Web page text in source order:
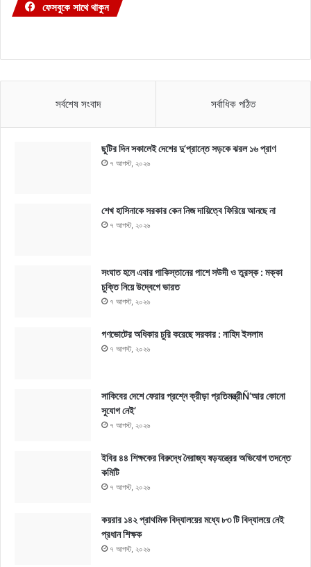
ফেসবুকে সাথে থাকুন
সর্বশেষ সংবাদ সর্বাধিক পঠিত
ছুটির দিন সকালেই দেশের দু’প্রান্তে সড়কে ঝরল ১৬ প্রাণ
৭ আগস্ট, ২০২৬
শেখ হাসিনাকে সরকার কেন নিজ দায়িত্বে ফিরিয়ে আনছে না
৭ আগস্ট, ২০২৬
সংঘাত হলে এবার পাকিস্তানের পাশে সউদী ও তুরস্ক : মক্কা
চুক্তি নিয়ে উদ্বেগে ভারত
৭ আগস্ট, ২০২৬
গণভোটের অধিকার চুরি করেছে সরকার : নাহিদ ইসলাম
৭ আগস্ট, ২০২৬
সাকিবের দেশে ফেরার প্রশ্নে ক্রীড়া প্রতিমন্ত্রীÑ‘আর কোনো
সুযোগ নেই’
৭ আগস্ট, ২০২৬
ইবির ৪৪ শিক্ষকের বিরুদ্ধে নৈরাজ্য ষড়যন্ত্রের অভিযোগ তদন্তে
কমিটি
৭ আগস্ট, ২০২৬
কয়রার ১৪২ প্রাথমিক বিদ্যালয়ের মধ্যে ৮৩ টি বিদ্যালয়ে নেই
প্রধান শিক্ষক
৭ আগস্ট, ২০২৬